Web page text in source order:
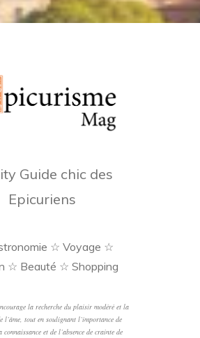
Guide chic des
Epicuriens
☆ Voyage ☆
☆ Beauté ☆ Shopping
la recherche du plaisir modéré et la
l’âme, tout en soulignant l’importance de
et de l’absence de crainte de